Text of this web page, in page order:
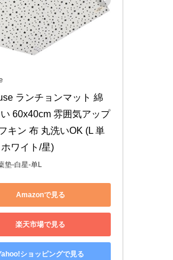
ランチョンマット 綿
60x40cm 雰囲気アップ
キン 布 丸洗いOK (L 単
ホワイト/星)
垫-白星-单L
Amazonで見る
楽天市場で見る
ショッピングで見る